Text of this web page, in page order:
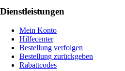
Dienstleistungen
Mein Konto
Hilfecenter
Bestellung verfolgen
Bestellung zurückgeben
Rabattcodes